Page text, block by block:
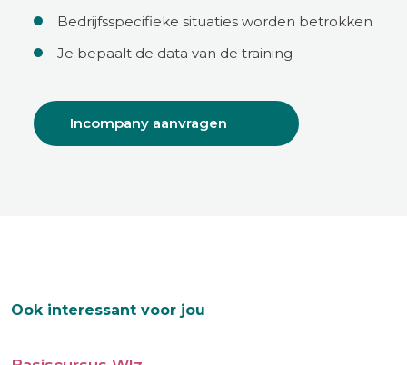
Bedrijfsspecifieke situaties worden betrokken
Je bepaalt de data van de training
Incompany aanvragen
Ook interessant voor jou